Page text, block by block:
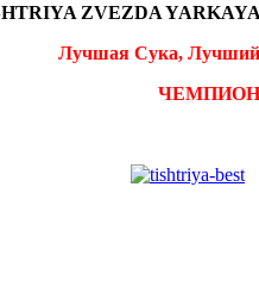
ZVEZDA
Лучшая Сука, Лучший